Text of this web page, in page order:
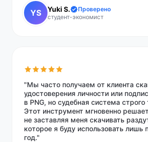
YS Yuki S.
Проверено
студент-экономист
"Мы часто получаем от клиента
удостоверения личности или
в PNG, но судебная система строго
Этот инструмент мгновенно
не заставляя меня скачивать
которое я буду использовать лишь
год."